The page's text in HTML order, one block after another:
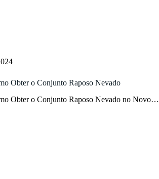
Obter o Conjunto Raposo Nevado
Obter o Conjunto Raposo Nevado no Novo…